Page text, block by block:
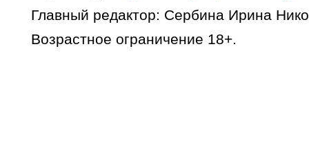
Главный редактор: Сербина Ирина
Возрастное ограничение 18+.